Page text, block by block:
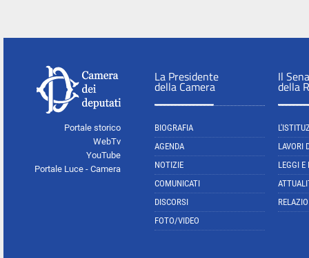
Portale storico
WebTv
YouTube
Portale Luce - Camera
La Presidente
della Camera
BIOGRAFIA
AGENDA
NOTIZIE
COMUNICATI
DISCORSI
FOTO/VIDEO
Il
della
LAVORI
LEGGI E